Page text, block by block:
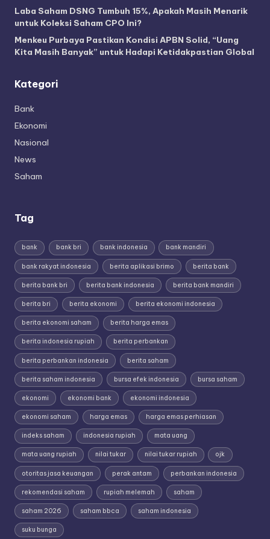
Laba Saham DSNG Tumbuh 15%, Apakah Masih Menarik
untuk Koleksi Saham CPO Ini?
Menkeu Purbaya Pastikan Kondisi APBN Solid, “Uang
Kita Masih Banyak” untuk Hadapi Ketidakpastian Global
Kategori
Bank
Ekonomi
Nasional
News
Saham
Tag
bank bank bri bank indonesia bank mandiri
bank rakyat indonesia berita aplikasi brimo berita bank
berita bank bri berita bank indonesia berita bank mandiri
berita bri berita ekonomi berita ekonomi indonesia
berita ekonomi saham berita harga emas
berita indonesia rupiah berita perbankan
berita perbankan indonesia berita saham
berita saham indonesia bursa efek indonesia bursa saham
ekonomi ekonomi bank ekonomi indonesia
ekonomi saham harga emas harga emas perhiasan
indeks saham indonesia rupiah mata uang
mata uang rupiah nilai tukar nilai tukar rupiah ojk
otoritas jasa keuangan perak antam perbankan indonesia
rekomendasi saham rupiah melemah saham
saham 2026 saham bbca saham indonesia
suku bunga